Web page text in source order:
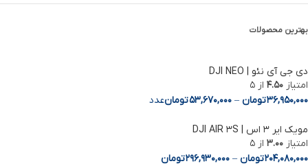
بهترین محصولات
دی جی آی نئو | DJI NEO
امتیاز 4.50 از 5
36,950,000تومان –
53,670,000تومانعدد
مویک ایر 3 اس | DJI AIR 3S
امتیاز 3.00 از 5
204,080,000تومان –
296,930,000تومان